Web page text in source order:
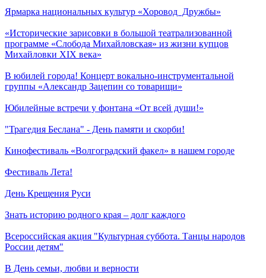
Ярмарка национальных культур «Хоровод Дружбы»
«Исторические зарисовки в большой театрализованной
программе «Слобода Михайловская» из жизни купцов
Михайловки XIX века»
В юбилей города! Концерт вокально-инструментальной
группы «Александр Зацепин со товарищи»
Юбилейные встречи у фонтана «От всей души!»
"Трагедия Беслана" - День памяти и скорби!
Кинофестиваль «Волгоградский факел» в нашем городе
Фестиваль Лета!
День Крещения Руси
Знать историю родного края – долг каждого
Всероссийская акция "Культурная суббота. Танцы народов
России детям"
В День семьи, любви и верности